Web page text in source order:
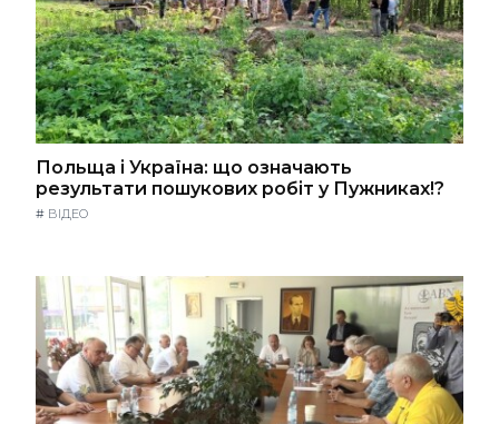
Польща і Україна: що означають
результати пошукових робіт у Пужниках!?
# ВІДЕО